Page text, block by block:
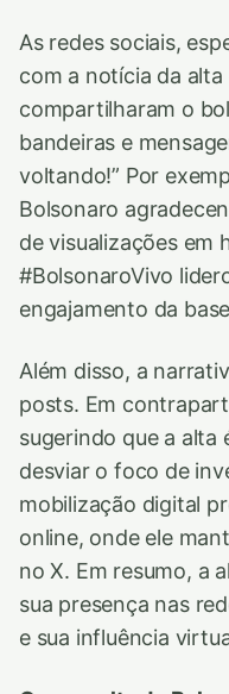
As redes sociais,
com a notícia da
compartilharam o
bandeiras e
voltando!” Por
Bolsonaro
de visualizações em
#BolsonaroVivo
engajamento da
Além disso, a
posts. Em
sugerindo que a alta
desviar o foco de
mobilização digital
online, onde ele
no X. Em resumo, a
sua presença nas
e sua influência